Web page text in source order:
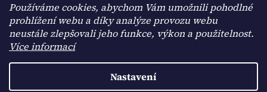
Používáme cookies, abychom Vám umožnili pohodlné
prohlížení webu a díky analýze provozu webu
neustále zlepšovali jeho funkce, výkon a použitelnost.
Více informací
Nastavení
Vytvořil Shoptet